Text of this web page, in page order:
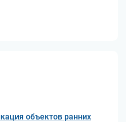
объектов ранних